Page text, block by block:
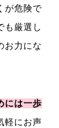
が危険で
も厳選し
お力にな
には一歩
軽にお声